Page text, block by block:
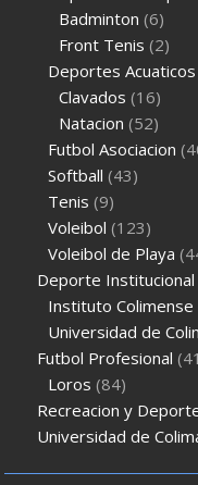
Badminton (6)
Front Tenis (2)
Deportes Acuaticos
Clavados (16)
Natacion (52)
Futbol Asociacion
Softball (43)
Tenis (9)
Voleibol (123)
Voleibol de Playa
Deporte Institucional
Instituto
Universidad de
Futbol Profesional
Loros (84)
Recreacion y
Universidad de